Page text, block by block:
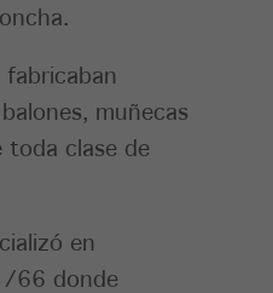
fabricaban
muñecas
toda clase de
en
66 donde